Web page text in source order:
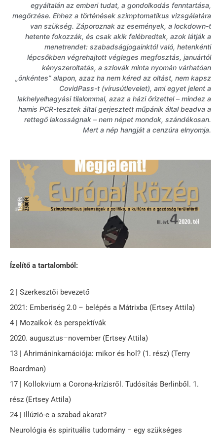
egyáltalán az emberi tudat, a gondolkodás fenntartása,
megőrzése. Ehhez a történések szimptomatikus vizsgálatára
van szükség. Záporoznak az események, a lockdown-t
hetente fokozzák, és csak akik felébredtek, azok látják a
menetrendet: szabadságjogainktól való, hetenkénti
lépcsőkben végrehajtott végleges megfosztás, januártól
kényszeroltatás, a szlovák minta nyomán várhatóan
„önkéntes” alapon, azaz ha nem kéred az oltást, nem kapsz
CovidPass-t (vírusútlevelet), ami egyet jelent a
lakhelyelhagyási tilalommal, azaz a házi őrizettel – mindez a
hamis PCR-tesztek által gerjesztett műpánik által beadva a
rettegő lakosságnak – nem népet mondok, szándékosan.
Mert a nép hangját a cenzúra elnyomja.
Ízelítő a tartalomból:
2 | Szerkesztői bevezető
2021: Emberiség 2.0 – belépés a Mátrixba (Ertsey Attila)
4 | Mozaikok és perspektívák
2020. augusztus–november (Ertsey Attila)
13 | Ahrimáninkarnációja: mikor és hol? (1. rész) (Terry
Boardman)
17 | Kollokvium a Corona-krízisről. Tudósítás Berlinből. 1.
rész (Ertsey Attila)
24 | Illúzió-e a szabad akarat?
Neurológia és spirituális tudomány − egy szükséges